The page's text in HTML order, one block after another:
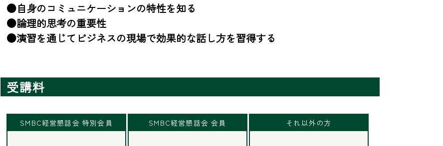
●自身のコミュニケーションの特性を知る
●論理的思考の重要性
●演習を通じてビジネスの現場で効果的な話し方を習得する
受講料
SMBC経営懇話会 特別会員 SMBC経営懇話会 会員 それ以外の方